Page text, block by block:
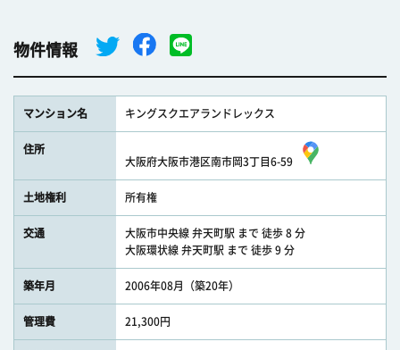
物件情報
マンション名 キングスクエアランドレックス
住所
大阪府大阪市港区南市岡3丁目6-59
土地権利 所有権
交通
大阪市中央線 弁天町駅 まで 徒歩 8 分
大阪環状線 弁天町駅 まで 徒歩 9 分
築年月 2006年08月（築20年）
管理費 21,300円